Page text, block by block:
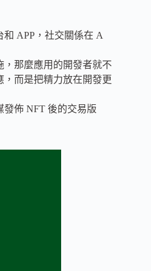
APP，社交關係在 A
那麼應用的開發者就不
而是把精力放在開發更
佈 NFT 後的交易版